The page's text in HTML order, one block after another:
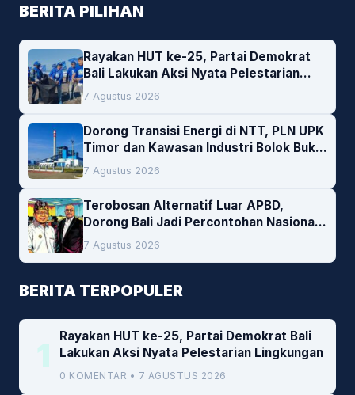
BERITA PILIHAN
Rayakan HUT ke-25, Partai Demokrat
Bali Lakukan Aksi Nyata Pelestarian
Lingkungan
7 Agustus 2026
Dorong Transisi Energi di NTT, PLN UPK
Timor dan Kawasan Industri Bolok Buka
Peluang Investasi Woodchip untuk
Cofiring PLTU Bolok
7 Agustus 2026
Terobosan Alternatif Luar APBD,
Dorong Bali Jadi Percontohan Nasional
Pembiayaan Daerah
7 Agustus 2026
BERITA TERPOPULER
1
Rayakan HUT ke-25, Partai Demokrat Bali
Lakukan Aksi Nyata Pelestarian Lingkungan
0 KOMENTAR • 7 AGUSTUS 2026